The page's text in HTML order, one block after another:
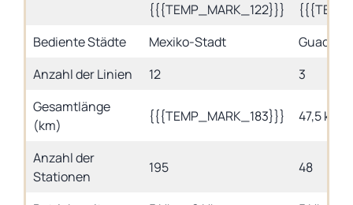
{{{TEMP_MARK_122}}}
Bediente Städte
Mexiko-Stadt
Anzahl der Linien
12
3
Gesamtlänge
(km)
{{{TEMP_MARK_183}}} 47,5 km
Anzahl der
Stationen
195 48